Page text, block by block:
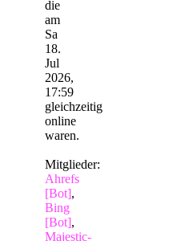
die
am
Sa
18.
Jul
2026,
17:59
gleichzeitig
online
waren.
Mitglieder:
Ahrefs
[Bot],
Bing
[Bot],
Majestic-